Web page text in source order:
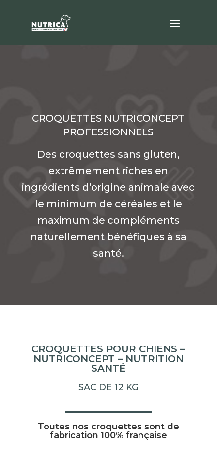
CROQUETTES NUTRICONCEPT
PROFESSIONNELS
Des croquettes sans gluten,
extrêmement riches en
ingrédients d’origine animale avec
le minimum de céréales et le
maximum de compléments
naturellement bénéfiques à sa
santé.
CROQUETTES POUR CHIENS –
NUTRICONCEPT – NUTRITION
SANTÉ
SAC DE 12 KG
Toutes nos croquettes sont de
fabrication 100% française